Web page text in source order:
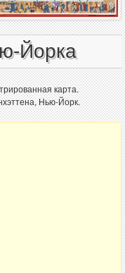
Йорка
карта.
Нью-Йорк.